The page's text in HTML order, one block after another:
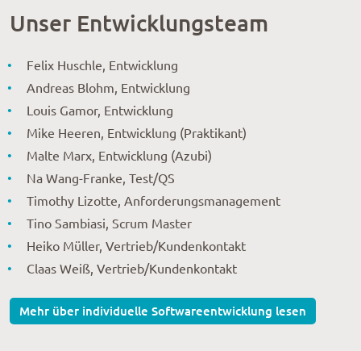
Unser Entwicklungsteam
Felix Huschle, Entwicklung
Andreas Blohm, Entwicklung
Louis Gamor, Entwicklung
Mike Heeren, Entwicklung (Praktikant)
Malte Marx, Entwicklung (Azubi)
Na Wang-Franke, Test/QS
Timothy Lizotte, Anforderungsmanagement
Tino Sambiasi, Scrum Master
Heiko Müller, Vertrieb/Kundenkontakt
Claas Weiß, Vertrieb/Kundenkontakt
Mehr über individuelle Softwareentwicklung lesen